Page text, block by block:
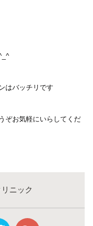
はバッチリです
ぞお気軽にいらしてくだ
ニック